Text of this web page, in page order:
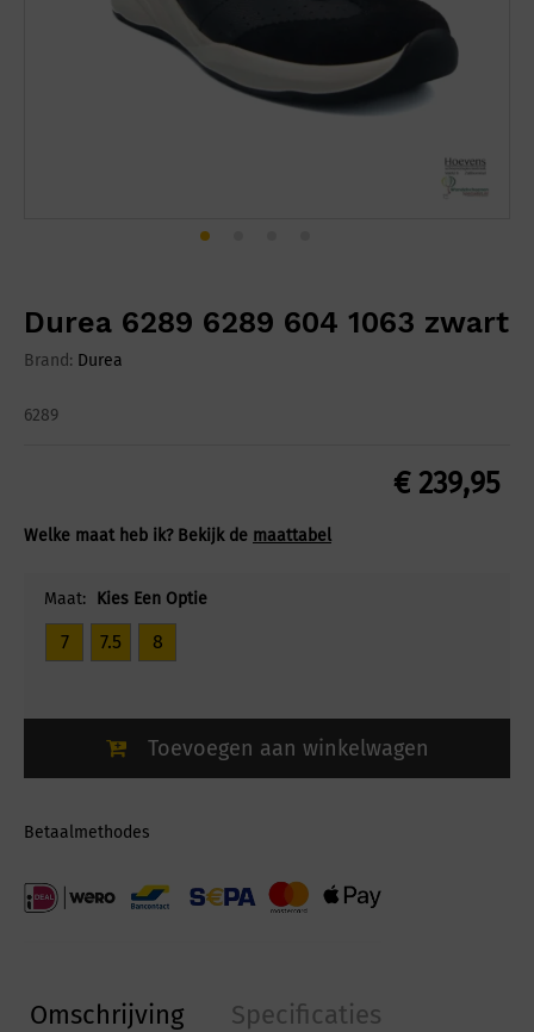
Durea 6289 6289 604 1063 zwart
Brand: Durea
6289
€239,95
Welke maat heb ik? Bekijk de maattabel
Maat: Kies Een Optie
7 7.5 8
Toevoegen aan winkelwagen
Betaalmethodes
Omschrijving Specificaties